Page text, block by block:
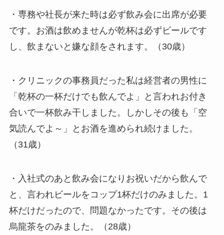
・専務や社長が来た時は必ず飲み会に出席が必要
です。お酒は飲めませんが乾杯は必ずビールです
し、飲まないと嫌な顔をされます。（30歳）
・クリニックの事務員だった私は経営者の男性に
「乾杯の一杯だけでも飲んでよ」と言われお付き
合いで一杯飲み干しました。しかしその後も「空
気読んでよ～」とお酒を進められ続けました。
（31歳）
・入社式のあと飲み会になりお祝いだから飲んで
と、言われビールをコップ1杯だけのみました。1
杯だけだったので、問題なかったです。その後は
烏龍茶をのみました。（28歳）